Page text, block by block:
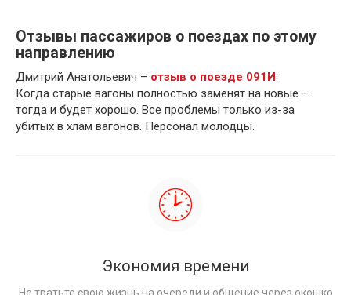
Отзывы пассажиров о поездах по этому
направлению
Дмитрий Анатольевич – отзыв о поезде 091И:
Когда старые вагоны полностью заменят на новые –
тогда и будет хорошо. Все проблемы только из-за
убитых в хлам вагонов. Персонал молодцы.
Экономия времени